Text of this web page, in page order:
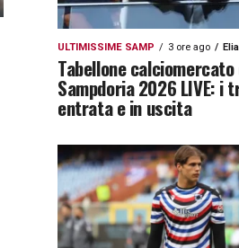
ULTIMISSIME SAMP 3 ore ago
Tabellone
Sampdoria 2026 LIVE: i
entrata e in uscita